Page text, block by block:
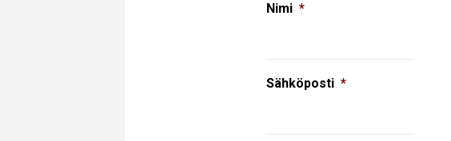
Nimi *
Sähköposti *